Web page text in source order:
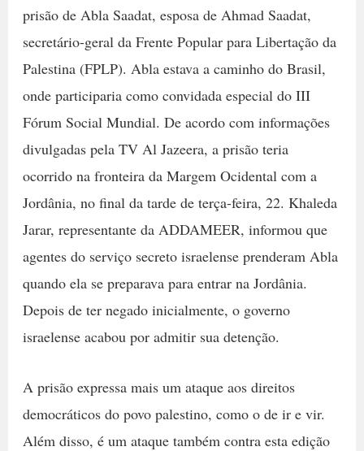
prisão de Abla Saadat, esposa de Ahmad Saadat,
secretário-geral da Frente Popular para Libertação da
Palestina (FPLP). Abla estava a caminho do Brasil,
onde participaria como convidada especial do III
Fórum Social Mundial. De acordo com informações
divulgadas pela TV Al Jazeera, a prisão teria
ocorrido na fronteira da Margem Ocidental com a
Jordânia, no final da tarde de terça-feira, 22. Khaleda
Jarar, representante da ADDAMEER, informou que
agentes do serviço secreto israelense prenderam Abla
quando ela se preparava para entrar na Jordânia.
Depois de ter negado inicialmente, o governo
israelense acabou por admitir sua detenção.
A prisão expressa mais um ataque aos direitos
democráticos do povo palestino, como o de ir e vir.
Além disso, é um ataque também contra esta edição